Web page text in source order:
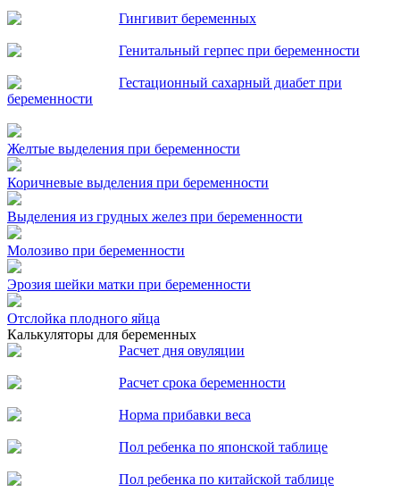
Гингивит беременных
Генитальный герпес при беременности
Гестационный сахарный диабет при
беременности
Желтые выделения при беременности
Коричневые выделения при беременности
Выделения из грудных желез при беременности
Молозиво при беременности
Эрозия шейки матки при беременности
Отслойка плодного яйца
Калькуляторы для беременных
Расчет дня овуляции
Расчет срока беременности
Норма прибавки веса
Пол ребенка по японской таблице
Пол ребенка по китайской таблице